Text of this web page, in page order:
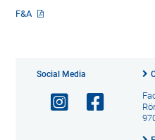
F&A
Social Media